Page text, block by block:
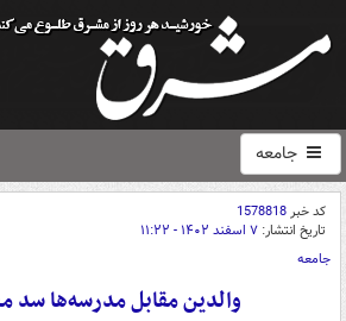
جامعه
کد خبر1578818
تاریخ انتشار: ۷ اسفند ۱۴۰۲ - ۱۱:۲۲
جامعه
والدین مقابل مدرسه‌ها سد